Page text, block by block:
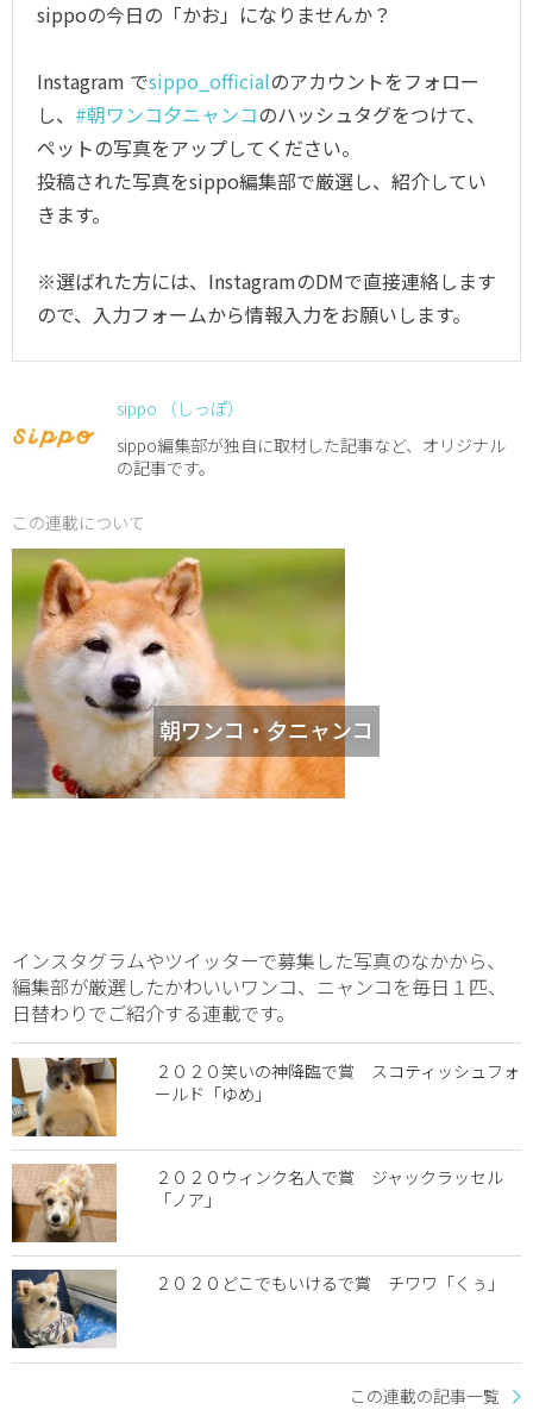
sippoの今日の「かお」になりませんか？
Instagram でsippo_officialのアカウントをフォロー
し、 #朝ワンコ夕ニャンコのハッシュタグをつけて、
ペットの写真をアップしてください。
投稿された写真をsippo編集部で厳選し、紹介してい
きます。
※選ばれた方には、InstagramのDMで直接連絡します
ので、入力フォームから情報入力をお願いします。
sippo （しっぽ）
sippo編集部が独自に取材した記事など、オリジナル
の記事です。
この連載について
朝ワンコ・夕ニャンコ
インスタグラムやツイッターで募集した写真のなかから、
編集部が厳選したかわいいワンコ、ニャンコを毎日１匹、
日替わりでご紹介する連載です。
２０２０笑いの神降臨で賞 スコティッシュフォ
ールド「ゆめ」
２０２０ウィンク名人で賞 ジャックラッセル
「ノア」
２０２０どこでもいけるで賞 チワワ「くぅ」
この連載の記事一覧